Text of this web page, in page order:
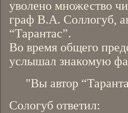
уволено множество
граф В.А. Соллогуб,
“Тарантас”.
Во время общего
услышал знакомую
"Вы автор
Сологуб ответил: